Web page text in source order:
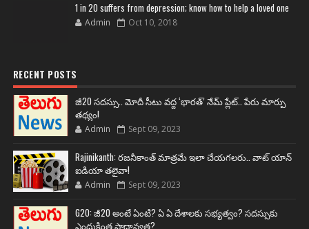
1 in 20 suffers from depression; know how to help a loved one
Admin Oct 10, 2018
RECENT POSTS
జీ20 సదస్సు.. మోదీ సీటు వద్ద ‘భారత్’ నేమ్ ప్లేట్‌.. పేరు మార్పు
తథ్యం!
Admin Sept 09, 2023
Rajinikanth: రజనీకాంత్ మాత్రమే ఇలా చేయగలరు.. వాట్ యాన్
ఐడియా తలైవా!
Admin Sept 09, 2023
G20: జీ20 అంటే ఏంటి? ఏ ఏ దేశాలకు సభ్యత్వం? సదస్సుకు
ఎందుకింత ప్రాధాన్యత?